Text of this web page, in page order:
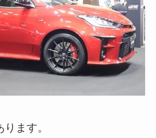
ます。